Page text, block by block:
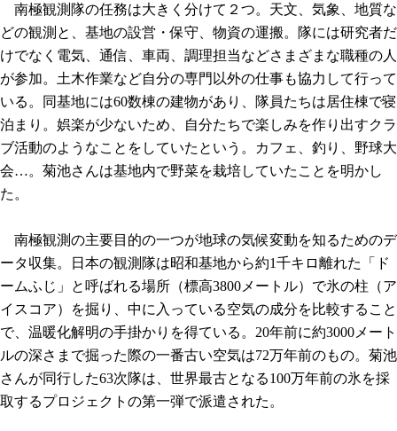
南極観測隊の任務は大きく分けて２つ。天文、気象、地質な
どの観測と、基地の設営・保守、物資の運搬。隊には研究者だ
けでなく電気、通信、車両、調理担当などさまざまな職種の人
が参加。土木作業など自分の専門以外の仕事も協力して行って
いる。同基地には60数棟の建物があり、隊員たちは居住棟で寝
泊まり。娯楽が少ないため、自分たちで楽しみを作り出すクラ
ブ活動のようなことをしていたという。カフェ、釣り、野球大
会…。菊池さんは基地内で野菜を栽培していたことを明かし
た。
南極観測の主要目的の一つが地球の気候変動を知るためのデ
ータ収集。日本の観測隊は昭和基地から約1千キロ離れた「ド
ームふじ」と呼ばれる場所（標高3800メートル）で氷の柱（ア
イスコア）を掘り、中に入っている空気の成分を比較すること
で、温暖化解明の手掛かりを得ている。20年前に約3000メート
ルの深さまで掘った際の一番古い空気は72万年前のもの。菊池
さんが同行した63次隊は、世界最古となる100万年前の氷を採
取するプロジェクトの第一弾で派遣された。